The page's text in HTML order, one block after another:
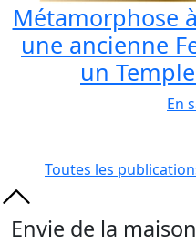
Métamorphose
une ancienne
un
En
Toutes les
Envie de la